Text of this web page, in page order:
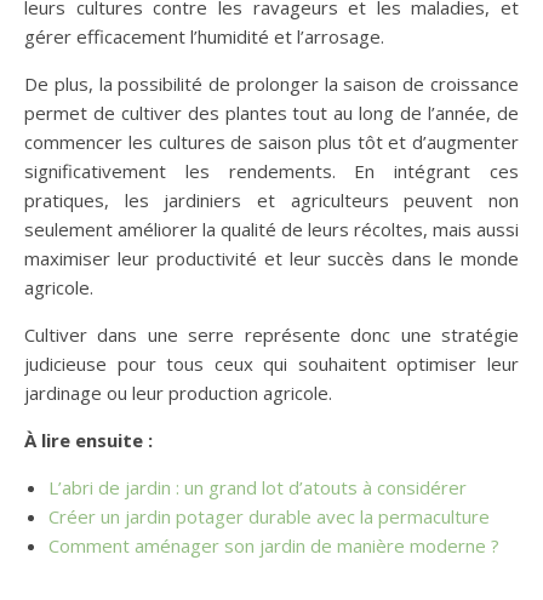
leurs cultures contre les ravageurs et les maladies, et
gérer efficacement l’humidité et l’arrosage.
De plus, la possibilité de prolonger la saison de croissance
permet de cultiver des plantes tout au long de l’année, de
commencer les cultures de saison plus tôt et d’augmenter
significativement les rendements. En intégrant ces
pratiques, les jardiniers et agriculteurs peuvent non
seulement améliorer la qualité de leurs récoltes, mais aussi
maximiser leur productivité et leur succès dans le monde
agricole.
Cultiver dans une serre représente donc une stratégie
judicieuse pour tous ceux qui souhaitent optimiser leur
jardinage ou leur production agricole.
À lire ensuite :
L’abri de jardin : un grand lot d’atouts à considérer
Créer un jardin potager durable avec la permaculture
Comment aménager son jardin de manière moderne ?